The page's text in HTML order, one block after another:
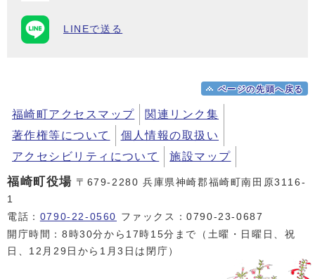
LINEで送る
ページの先頭へ戻る
福崎町アクセスマップ
関連リンク集
著作権等について
個人情報の取扱い
アクセシビリティについて
施設マップ
福崎町役場 〒679-2280 兵庫県神崎郡福崎町南田原3116-
1
電話： 0790-22-0560 ファックス：0790-23-0687
開庁時間：8時30分から17時15分まで（土曜・日曜日、祝
日、12月29日から1月3日は閉庁）